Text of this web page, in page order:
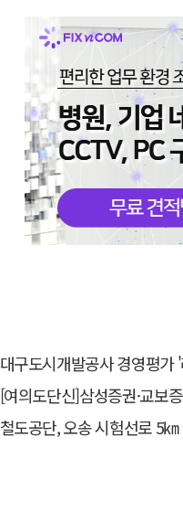
대구도시개발공사 경영평가 '라'등급…
[여의도단신]삼성증권·교보
철도공단, 오송 시험선로 5㎞ 연장구